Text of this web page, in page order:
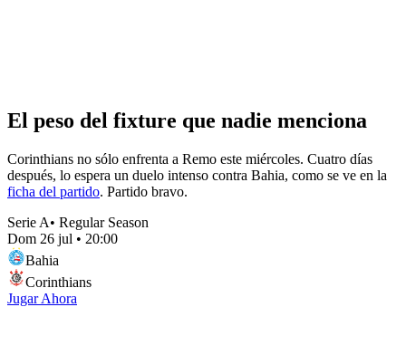
El peso del fixture que nadie menciona
Corinthians no sólo enfrenta a Remo este miércoles. Cuatro días
después, lo espera un duelo intenso contra Bahia, como se ve en la
ficha del partido. Partido bravo.
Serie A• Regular Season
Dom 26 jul • 20:00
Bahia
Corinthians
Jugar Ahora